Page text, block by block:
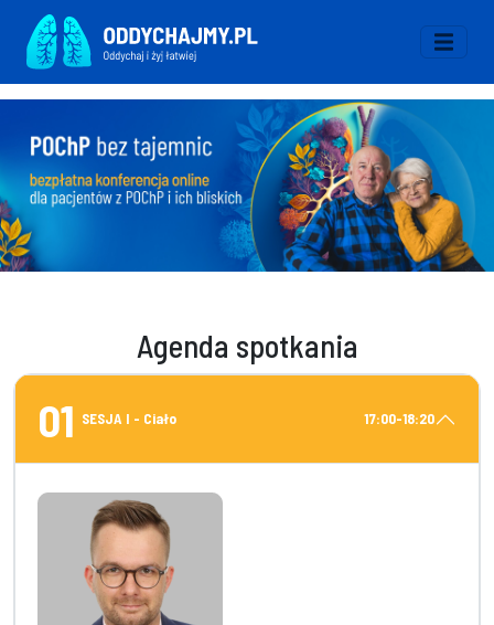
Agenda spotkania
01 SESJA I - Ciało 17:00-18:20